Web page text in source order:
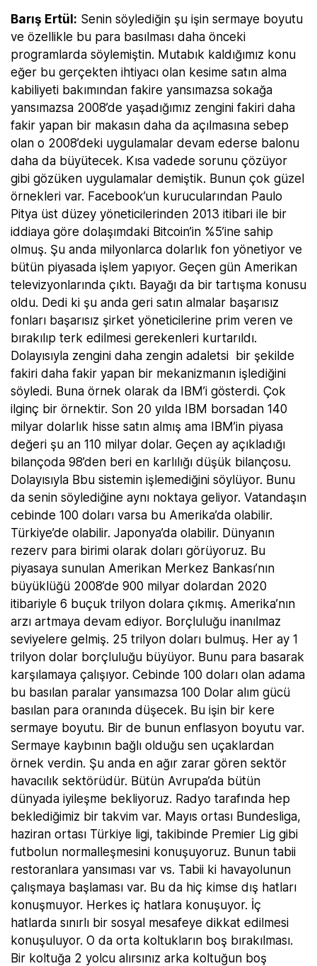
Barış Ertül: Senin söylediğin şu işin sermaye boyutu
ve özellikle bu para basılması daha önceki
programlarda söylemiştin. Mutabık kaldığımız konu
eğer bu gerçekten ihtiyacı olan kesime satın alma
kabiliyeti bakımından fakire yansımazsa sokağa
yansımazsa 2008’de yaşadığımız zengini fakiri daha
fakir yapan bir makasın daha da açılmasına sebep
olan o 2008’deki uygulamalar devam ederse balonu
daha da büyütecek. Kısa vadede sorunu çözüyor
gibi gözüken uygulamalar demiştik. Bunun çok güzel
örnekleri var. Facebook’un kurucularından Paulo
Pitya üst düzey yöneticilerinden 2013 itibari ile bir
iddiaya göre dolaşımdaki Bitcoin’in %5’ine sahip
olmuş. Şu anda milyonlarca dolarlık fon yönetiyor ve
bütün piyasada işlem yapıyor. Geçen gün Amerikan
televizyonlarında çıktı. Bayağı da bir tartışma konusu
oldu. Dedi ki şu anda geri satın almalar başarısız
fonları başarısız şirket yöneticilerine prim veren ve
bırakılıp terk edilmesi gerekenleri kurtarıldı.
Dolayısıyla zengini daha zengin adaletsi bir şekilde
fakiri daha fakir yapan bir mekanizmanın işlediğini
söyledi. Buna örnek olarak da IBM’i gösterdi. Çok
ilginç bir örnektir. Son 20 yılda IBM borsadan 140
milyar dolarlık hisse satın almış ama IBM’in piyasa
değeri şu an 110 milyar dolar. Geçen ay açıkladığı
bilançoda 98’den beri en karlılığı düşük bilançosu.
Dolayısıyla Bbu sistemin işlemediğini söylüyor. Bunu
da senin söylediğine aynı noktaya geliyor. Vatandaşın
cebinde 100 doları varsa bu Amerika’da olabilir.
Türkiye’de olabilir. Japonya’da olabilir. Dünyanın
rezerv para birimi olarak doları görüyoruz. Bu
piyasaya sunulan Amerikan Merkez Bankası’nın
büyüklüğü 2008’de 900 milyar dolardan 2020
itibariyle 6 buçuk trilyon dolara çıkmış. Amerika’nın
arzı artmaya devam ediyor. Borçluluğu inanılmaz
seviyelere gelmiş. 25 trilyon doları bulmuş. Her ay 1
trilyon dolar borçluluğu büyüyor. Bunu para basarak
karşılamaya çalışıyor. Cebinde 100 doları olan adama
bu basılan paralar yansımazsa 100 Dolar alım gücü
basılan para oranında düşecek. Bu işin bir kere
sermaye boyutu. Bir de bunun enflasyon boyutu var.
Sermaye kaybının bağlı olduğu sen uçaklardan
örnek verdin. Şu anda en ağır zarar gören sektör
havacılık sektörüdür. Bütün Avrupa’da bütün
dünyada iyileşme bekliyoruz. Radyo tarafında hep
beklediğimiz bir takvim var. Mayıs ortası Bundesliga,
haziran ortası Türkiye ligi, takibinde Premier Lig gibi
futbolun normalleşmesini konuşuyoruz. Bunun tabii
restoranlara yansıması var vs. Tabii ki havayolunun
çalışmaya başlaması var. Bu da hiç kimse dış hatları
konuşmuyor. Herkes iç hatlara konuşuyor. İç
hatlarda sınırlı bir sosyal mesafeye dikkat edilmesi
konuşuluyor. O da orta koltukların boş bırakılması.
Bir koltuğa 2 yolcu alırsınız arka koltuğun boş